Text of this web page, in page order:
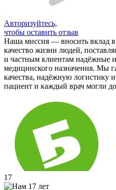
Авторизуйтесь,
чтобы оставить отзыв
Наша миссия — вносить вклад в
качество жизни людей,
и частным клиентам надёжные
медицинского назначения. Мы
качества, надёжную логистику
пациент и каждый врач могли
17